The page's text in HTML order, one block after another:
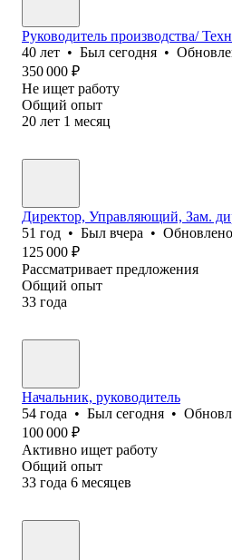
Руководитель производства/
40 лет • Был сегодня •
350 000 ₽
Не ищет работу
Общий опыт
20 лет 1 месяц
Директор, Управляющий, Зам.
51 год • Был вчера • Обновлено
125 000 ₽
Рассматривает предложения
Общий опыт
33 года
Начальник, руководитель
54 года • Был сегодня •
100 000 ₽
Активно ищет работу
Общий опыт
33 года 6 месяцев